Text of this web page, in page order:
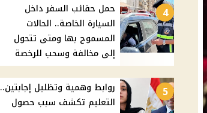
4
حمل حقائب السفر داخل
السيارة الخاصة.. الحالات
المسموح بها ومتى تتحول
إلى مخالفة وسحب للرخصة
5
روابط وهمية وتظليل إجابتين..
التعليم تكشف سبب حصول